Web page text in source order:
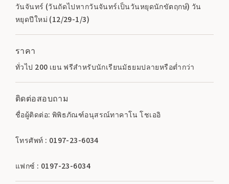
วันจันทร์ (วันถัดไปหากวันจันทร์เป็นวันหยุดนักขัตฤกษ์) วัน
หยุดปีใหม่ (12/29-1/3)
ราคา
ทั่วไป 200 เยน ฟรีสำหรับนักเรียนมัธยมปลายหรือต่ำกว่า
ติดต่อสอบถาม
ชื่อผู้ติดต่อ: พิพิธภัณฑ์อนุสรณ์ทาคาโน โชเออิ
โทรศัพท์ : 0197-23-6034
แฟกซ์ : 0197-23-6034